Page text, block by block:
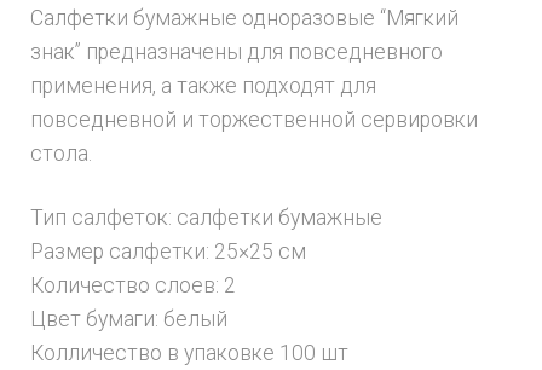
Салфетки бумажные одноразовые “Мягкий
знак” предназначены для повседневного
применения, а также подходят для
повседневной и торжественной сервировки
стола.
Тип салфеток: салфетки бумажные
Размер салфетки: 25×25 см
Количество слоев: 2
Цвет бумаги: белый
Колличество в упаковке 100 шт